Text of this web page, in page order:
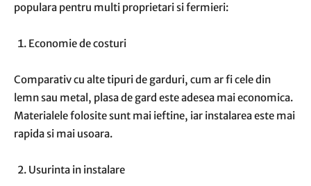
populara pentru multi proprietari si fermieri:
Economie de costuri
Comparativ cu alte tipuri de garduri, cum ar fi cele din
lemn sau metal, plasa de gard este adesea mai economica.
Materialele folosite sunt mai ieftine, iar instalarea este mai
rapida si mai usoara.
Usurinta in instalare